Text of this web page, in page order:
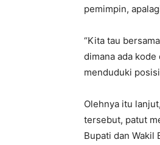
pemimpin,
“Kita tau
dimana ada
menduduki
Olehnya itu
tersebut, patut
Bupati dan